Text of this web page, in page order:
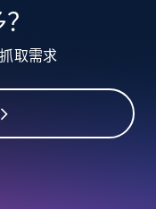
Awg
rate,
取需求